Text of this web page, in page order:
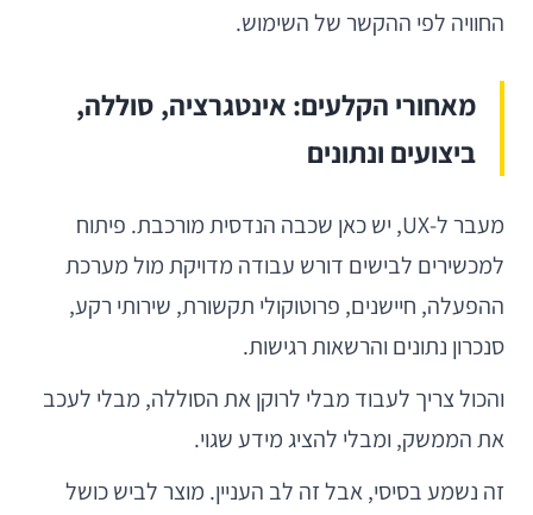
החוויה לפי ההקשר של השימוש.
מאחורי הקלעים: אינטגרציה, סוללה,
ביצועים ונתונים
מעבר ל-UX, יש כאן שכבה הנדסית מורכבת. פיתוח
למכשירים לבישים דורש עבודה מדויקת מול מערכת
ההפעלה, חיישנים, פרוטוקולי תקשורת, שירותי רקע,
סנכרון נתונים והרשאות רגישות.
והכול צריך לעבוד מבלי לרוקן את הסוללה, מבלי לעכב
את הממשק, ומבלי להציג מידע שגוי.
זה נשמע בסיסי, אבל זה לב העניין. מוצר לביש כושל